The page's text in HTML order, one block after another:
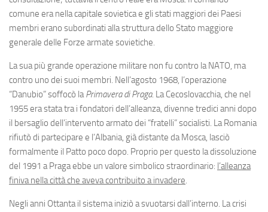
comune era nella capitale sovietica e gli stati maggiori dei Paesi
membri erano subordinati alla struttura dello Stato maggiore
generale delle Forze armate sovietiche.
La sua più grande operazione militare non fu contro la NATO, ma
contro uno dei suoi membri. Nell’agosto 1968, l’operazione
“Danubio” soffocò laPrimavera di Praga. La Cecoslovacchia, che nel
1955 era stata tra i fondatori dell’alleanza, divenne tredici anni dopo
il bersaglio dell’intervento armato dei “fratelli” socialisti. La Romania
rifiutò di partecipare e l’Albania, già distante da Mosca, lasciò
formalmente il Patto poco dopo. Proprio per questo la dissoluzione
del 1991 a Praga ebbe un valore simbolico straordinario: l’alleanza
finiva nella città che aveva contribuito a invadere.
Negli anni Ottanta il sistema iniziò a svuotarsi dall’interno. La crisi